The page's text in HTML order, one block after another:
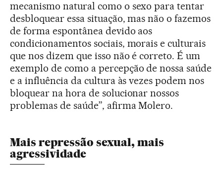
mecanismo natural como o sexo para tentar
desbloquear essa situação, mas não o fazemos
de forma espontânea devido aos
condicionamentos sociais, morais e culturais
que nos dizem que isso não é correto. É um
exemplo de como a percepção de nossa saúde
e a influência da cultura às vezes podem nos
bloquear na hora de solucionar nossos
problemas de saúde”, afirma Molero.
Mais repressão sexual, mais
agressividade